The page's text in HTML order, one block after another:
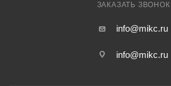
ЗАКАЗАТЬ ЗВОНОК
info@mikc.ru
info@mikc.ru